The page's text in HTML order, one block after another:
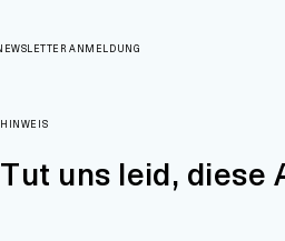
ANMELDUNG
HINWEIS
Tut uns leid, diese